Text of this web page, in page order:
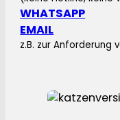
WHATSAPP
EMAIL
z.B. zur Anforderung